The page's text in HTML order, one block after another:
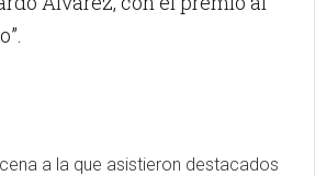
a la que asistieron destacados